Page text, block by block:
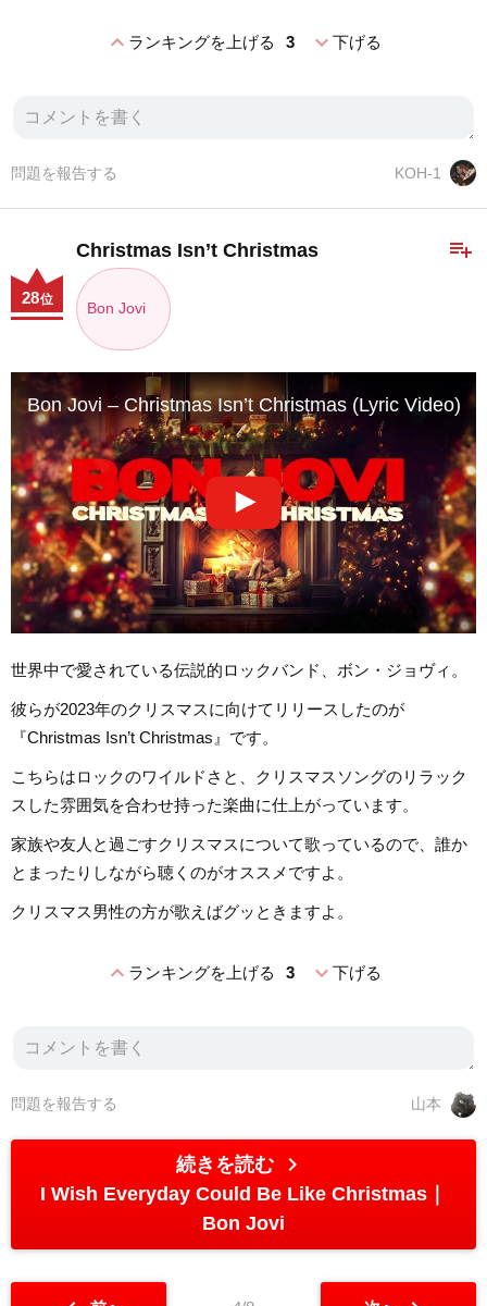
expand_lessランキングを上げる 3 expand_more下げる
KOH-1
問題を報告する
playlist_add
Christmas Isn’t Christmas
Bon Jovi
28位
Bon Jovi – Christmas Isn’t Christmas (Lyric Video)
世界中で愛されている伝説的ロックバンド、ボン・ジョヴィ。
彼らが2023年のクリスマスに向けてリリースしたのが
『Christmas Isn’t Christmas』です。
こちらはロックのワイルドさと、クリスマスソングのリラック
スした雰囲気を合わせ持った楽曲に仕上がっています。
家族や友人と過ごすクリスマスについて歌っているので、誰か
とまったりしながら聴くのがオススメですよ。
クリスマス男性の方が歌えばグッときますよ。
expand_lessランキングを上げる 3 expand_more下げる
山本
問題を報告する
続きを読む chevron_right
I Wish Everyday Could Be Like Christmas
Bon Jovi